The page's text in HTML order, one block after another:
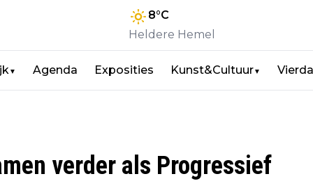
8°C
Heldere Hemel
▼ Agenda Exposities Kunst&Cultuur▼
verder als Progressief